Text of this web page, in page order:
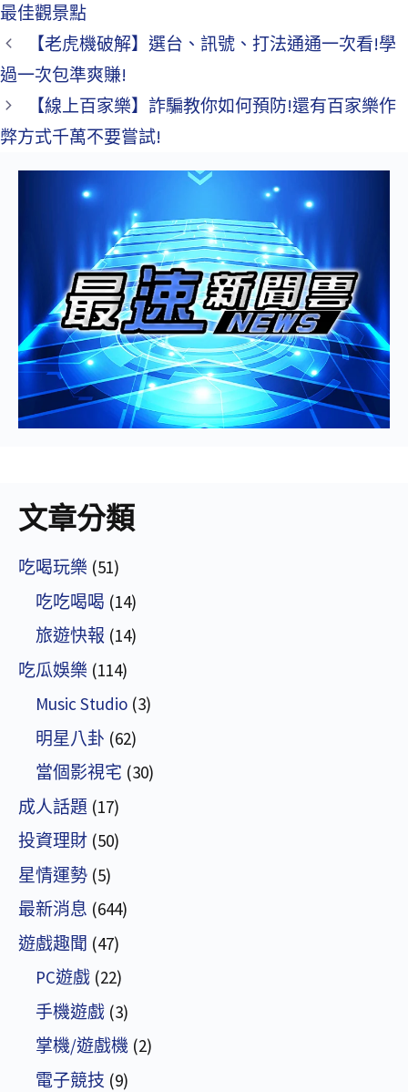
最佳觀景點
【老虎機破解】選台、訊號、打法通通一次看!學
過一次包準爽賺!
【線上百家樂】詐騙教你如何預防!還有百家樂作
弊方式千萬不要嘗試!
文章分類
吃喝玩樂 (51)
吃吃喝喝 (14)
旅遊快報 (14)
吃瓜娛樂 (114)
Music Studio (3)
明星八卦 (62)
當個影視宅 (30)
成人話題 (17)
投資理財 (50)
星情運勢 (5)
最新消息 (644)
遊戲趣聞 (47)
PC遊戲 (22)
手機遊戲 (3)
掌機/遊戲機 (2)
電子競技 (9)